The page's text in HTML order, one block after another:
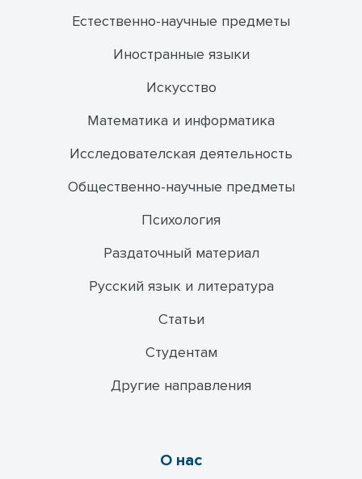
Естественно-научные предметы
Иностранные языки
Искусство
Математика и информатика
Исследователская деятельность
Общественно-научные предметы
Психология
Раздаточный материал
Русский язык и литература
Статьи
Студентам
Другие направления
О нас